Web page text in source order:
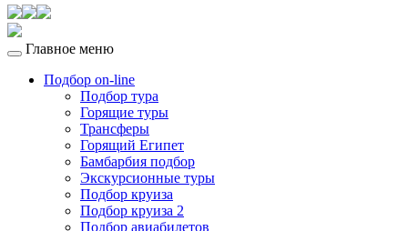
Главное меню
Подбор on-line
Подбор тура
Горящие туры
Трансферы
Горящий Египет
Бамбарбия подбор
Экскурсионные туры
Подбор круиза
Подбор круиза 2
Подбор авиабилетов